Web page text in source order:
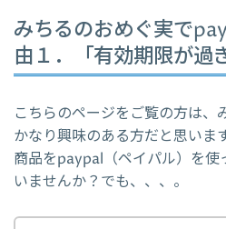
みちるのおめぐ実で
由１．「有効期限が過
こちらのページをご覧の方は、
かなり興味のある方だと思いま
商品をpaypal（ペイパル）を使
いませんか？でも、、、。